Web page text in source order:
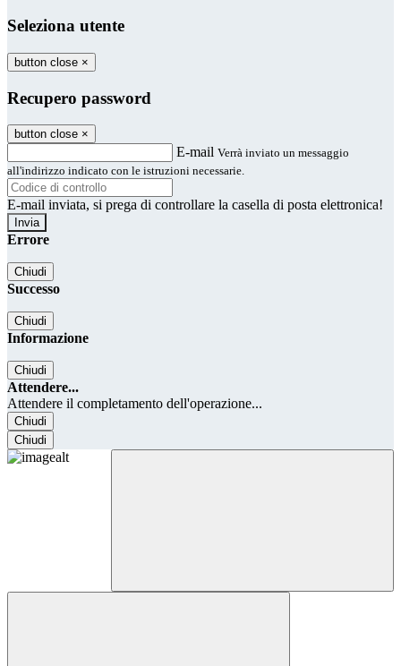
Seleziona utente
button close ×
Recupero password
button close ×
E-mail Verrà inviato un messaggio
all'indirizzo indicato con le istruzioni necessarie.
E-mail inviata, si prega di controllare la casella di posta elettronica!
Errore
Chiudi
Successo
Chiudi
Informazione
Chiudi
Attendere...
Attendere il completamento dell'operazione...
Chiudi
Chiudi